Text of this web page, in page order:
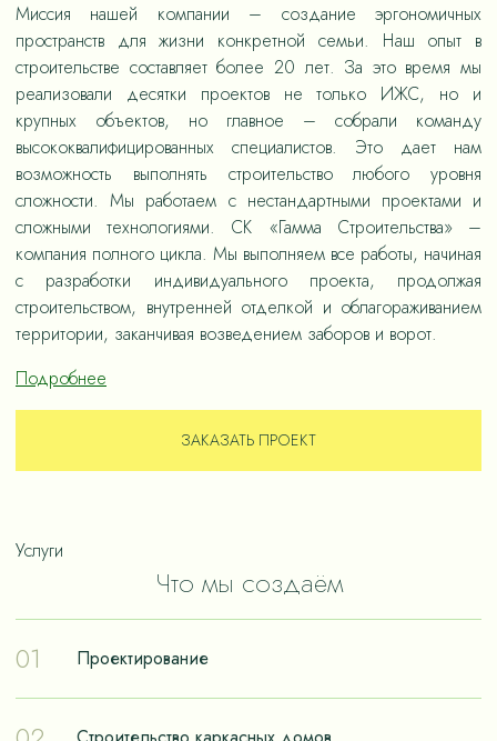
Миссия нашей компании – создание эргономичных
пространств для жизни конкретной семьи. Наш опыт в
строительстве составляет более 20 лет. За это время мы
реализовали десятки проектов не только ИЖС, но и
крупных объектов, но главное – собрали команду
высококвалифицированных специалистов. Это дает нам
возможность выполнять строительство любого уровня
сложности. Мы работаем с нестандартными проектами и
сложными технологиями. СК «Гамма Строительства» –
компания полного цикла. Мы выполняем все работы, начиная
с разработки индивидуального проекта, продолжая
строительством, внутренней отделкой и облагораживанием
территории, заканчивая возведением заборов и ворот.
Подробнее
ЗАКАЗАТЬ ПРОЕКТ
Услуги
Что мы создаём
01
Проектирование